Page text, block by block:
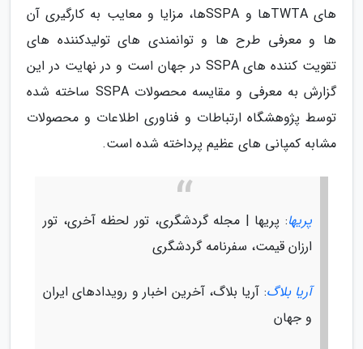
های TWTAها و SSPAها، مزایا و معایب به کارگیری آن
ها و معرفی طرح ها و توانمندی های تولیدکننده های
تقویت کننده های SSPA در جهان است و در نهایت در این
گزارش به معرفی و مقایسه محصولات SSPA ساخته شده
توسط پژوهشگاه ارتباطات و فناوری اطلاعات و محصولات
مشابه کمپانی های عظیم پرداخته شده است.
پریها: پریها | مجله گردشگری، تور لحظه آخری، تور
ارزان قیمت، سفرنامه گردشگری
آریا بلاگ: آریا بلاگ، آخرین اخبار و رویدادهای ایران
و جهان